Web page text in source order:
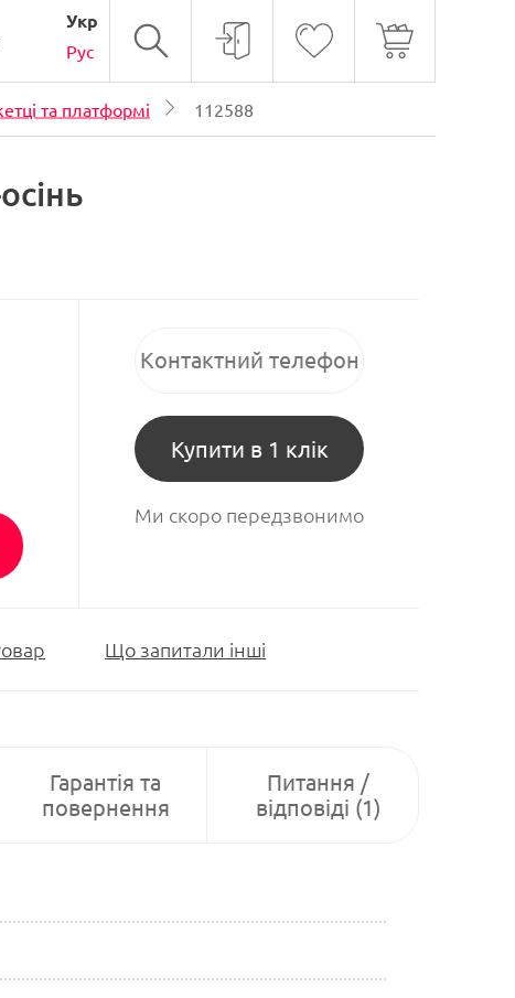
Укр
Рус
та платформі 112588
Купити в 1 клік
Ми скоро передзвонимо
Що запитали інші
Гарантія та
повернення
Питання /
відповіді (1)